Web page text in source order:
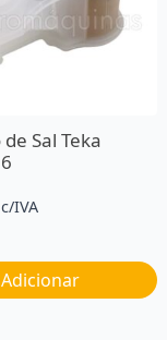
Sal Teka
c/IVA
Adicionar